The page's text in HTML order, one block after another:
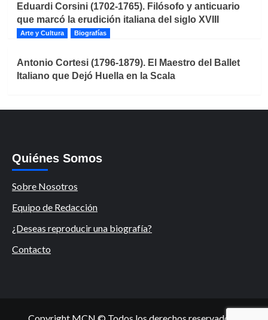
Eduardi Corsini (1702-1765). Filósofo y anticuario
que marcó la erudición italiana del siglo XVIII
Arte y Cultura Biografías
Antonio Cortesi (1796-1879). El Maestro del Ballet
Italiano que Dejó Huella en la Scala
Quiénes Somos
Sobre Nosotros
Equipo de Redacción
¿Deseas reproducir una biografía?
Contacto